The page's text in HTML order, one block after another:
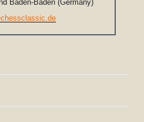
Baden-Baden (Germany)